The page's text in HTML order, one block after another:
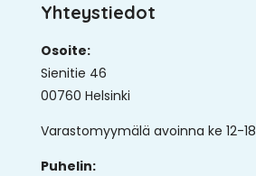
Yhteystiedot
Osoite:
Sienitie 46
00760 Helsinki
Varastomyymälä avoinna ke 12-18
Puhelin: